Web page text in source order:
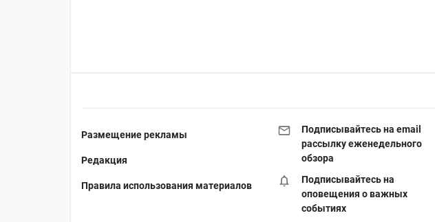
Размещение рекламы
Редакция
Правила использования материалов
Подписывайтесь на email
рассылку еженедельного
обзора
Подписывайтесь на
оповещения о важных
событиях